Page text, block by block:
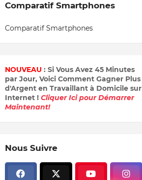
Comparatif Smartphones
Comparatif Smartphones
NOUVEAU : Si Vous Avez 45 Minutes
par Jour, Voici Comment Gagner Plus
d'Argent en Travaillant à Domicile sur
Internet ! Cliquer Ici pour Démarrer
Maintenant!
Nous Suivre